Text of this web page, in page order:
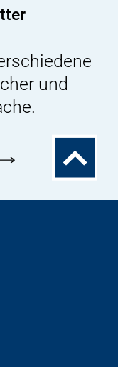
und
Zum